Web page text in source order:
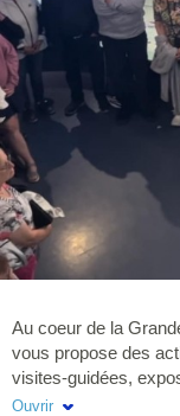
Au coeur de la
vous propose des
visites-guidées,
Facebook de La mer
Ouvrir